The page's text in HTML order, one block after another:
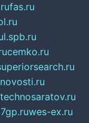
fas.ru
cemko.ru
technosaratov.ru
wes-ex.ru